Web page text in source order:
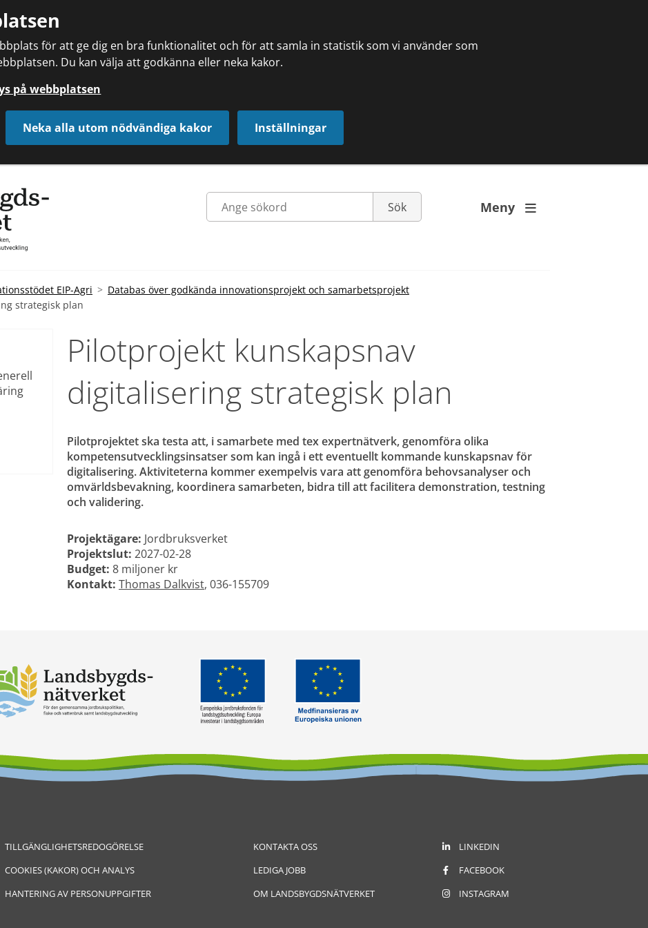
för att ge dig en bra funktionalitet och för att samla in statistik som vi använder som
Du kan välja att godkänna eller neka kakor.
på webbplatsen
Neka alla utom nödvändiga kakor Inställningar
Meny 
EIP-Agri
Databas över godkända innovationsprojekt och samarbetsprojekt
strategisk plan
Pilotprojekt kunskapsnav
digitalisering strategisk plan
Pilotprojektet ska testa att, i samarbete med tex expertnätverk, genomföra olika
kompetensutvecklingsinsatser som kan ingå i ett eventuellt kommande kunskapsnav för
digitalisering. Aktiviteterna kommer exempelvis vara att genomföra behovsanalyser och
omvärldsbevakning, koordinera samarbeten, bidra till att facilitera demonstration, testning
och validering.
Projektägare: Jordbruksverket
Projektslut: 2027-02-28
Budget: 8 miljoner kr
Kontakt: Thomas Dalkvist, 036-155709
TILLGÄNGLIGHETSREDOGÖRELSE
COOKIES (KAKOR) OCH ANALYS
HANTERING AV PERSONUPPGIFTER
KONTAKTA OSS
LEDIGA JOBB
OM LANDSBYGDSNÄTVERKET
LINKEDIN
FACEBOOK
INSTAGRAM